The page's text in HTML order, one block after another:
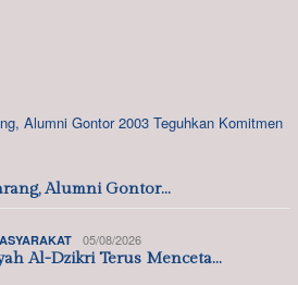
Alumni Gontor…
05/08/2026
Al-Dzikri Terus Menceta…